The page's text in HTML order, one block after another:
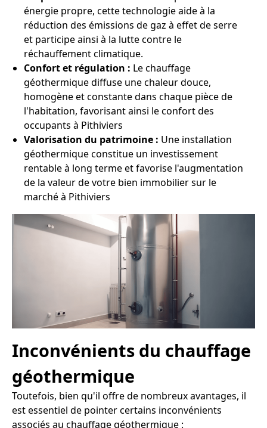
énergie propre, cette technologie aide à la
réduction des émissions de gaz à effet de serre
et participe ainsi à la lutte contre le
réchauffement climatique.
Confort et régulation : Le chauffage
géothermique diffuse une chaleur douce,
homogène et constante dans chaque pièce de
l'habitation, favorisant ainsi le confort des
occupants à Pithiviers
Valorisation du patrimoine : Une installation
géothermique constitue un investissement
rentable à long terme et favorise l'augmentation
de la valeur de votre bien immobilier sur le
marché à Pithiviers
Inconvénients du chauffage
géothermique
Toutefois, bien qu'il offre de nombreux avantages, il
est essentiel de pointer certains inconvénients
associés au chauffage géothermique :